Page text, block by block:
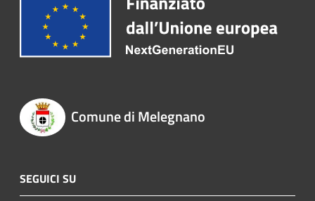
Comune di Melegnano
SEGUICI SU